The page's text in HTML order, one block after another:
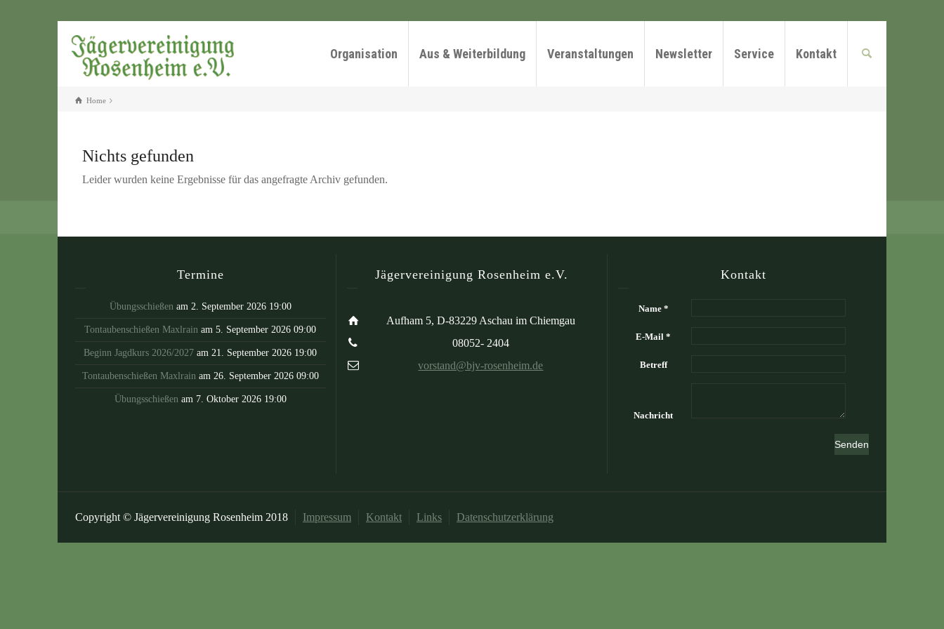
Organisation Aus & Weiterbildung Veranstaltungen Newsletter Service Kontakt
Home
Nichts gefunden
Leider wurden keine Ergebnisse für das angefragte Archiv gefunden.
Termine
Übungsschießenam 2. September 2026 19:00
Tontaubenschießen Maxlrain am 5. September 2026 09:00
Beginn Jagdkurs 2026/2027 am 21. September 2026 19:00
Tontaubenschießen Maxlrainam 26. September 2026 09:00
Übungsschießenam 7. Oktober 2026 19:00
Jägervereinigung Rosenheim e.V.
Aufham 5, D-83229 Aschau im Chiemgau
08052- 2404
vorstand@bjv-rosenheim.de
Kontakt
Name *
E-Mail *
Betreff
Nachricht
Copyright © Jägervereinigung Rosenheim 2018 Impressum Kontakt Links Datenschutzerklärung